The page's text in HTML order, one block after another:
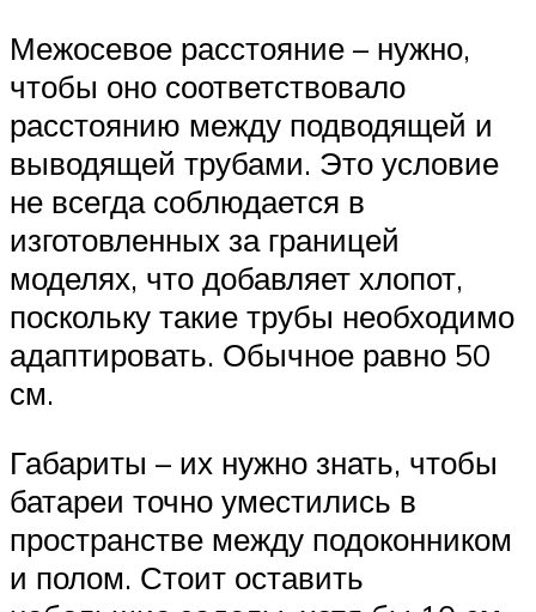
Межосевое расстояние – нужно,
чтобы оно соответствовало
расстоянию между подводящей и
выводящей трубами. Это условие
не всегда соблюдается в
изготовленных за границей
моделях, что добавляет хлопот,
поскольку такие трубы необходимо
адаптировать. Обычное равно 50
см.
Габариты – их нужно знать, чтобы
батареи точно уместились в
пространстве между подоконником
и полом. Стоит оставить